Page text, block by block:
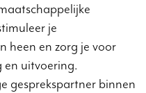
je
heen en zorg je voor
en uitvoering.
gesprekspartner binnen